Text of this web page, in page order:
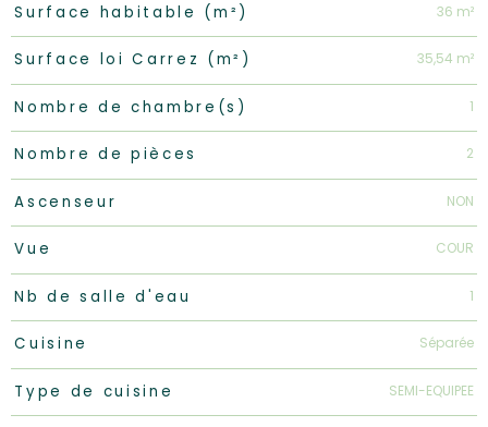
Surface habitable (m²) 36 m²
Surface loi Carrez (m²) 35,54 m²
Nombre de chambre(s) 1
Nombre de pièces 2
Ascenseur NON
Vue COUR
Nb de salle d'eau 1
Cuisine Séparée
Type de cuisine SEMI-EQUIPEE